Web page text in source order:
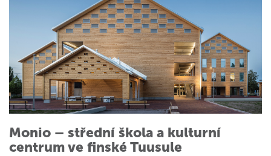
Monio – střední škola a kulturní
centrum ve finské Tuusule